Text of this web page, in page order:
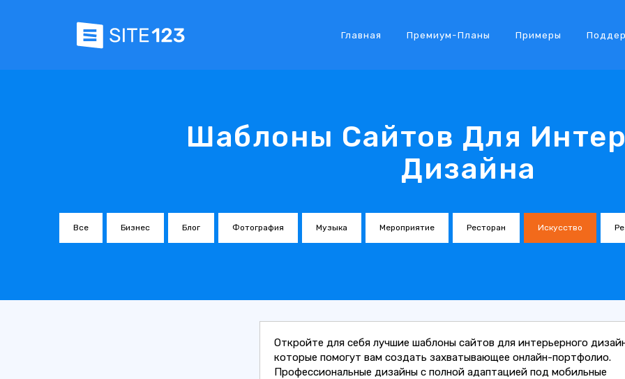
Главная Премиум-Планы Примеры
Шаблоны Сайтов Для
Дизайна
Все Бизнес Блог Фотография Музыка Мероприятие Ресторан Искусство
Откройте для себя лучшие шаблоны сайтов для интерьерного
которые помогут вам создать захватывающее онлайн-портфолио.
Профессиональные дизайны с полной адаптацией под мобильные